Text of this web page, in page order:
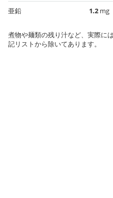
亜鉛
1.2 mg
煮物や麺類の残り汁など、実際に
記リストから除いてあります。